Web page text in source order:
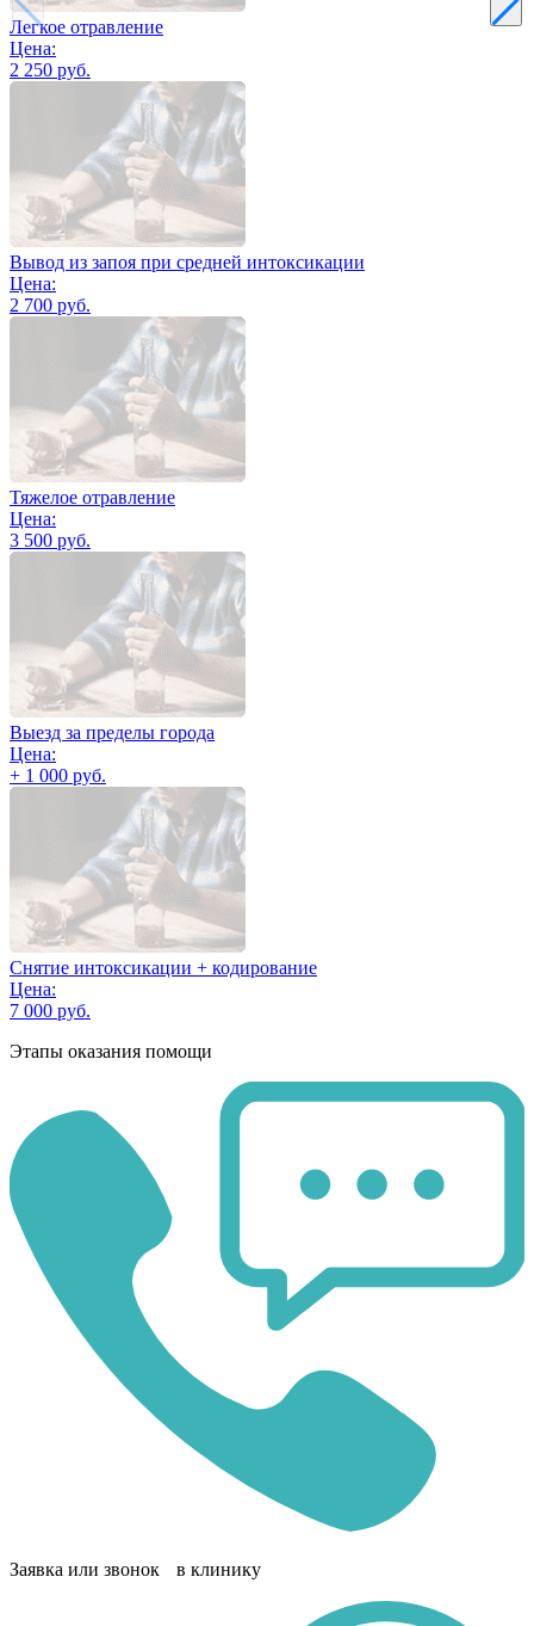
Легкое отравление
Цена:
2 250 руб.
Вывод из запоя при средней интоксикации
Цена:
2 700 руб.
Тяжелое отравление
Цена:
3 500 руб.
Выезд за пределы города
Цена:
+ 1 000 руб.
Снятие интоксикации + кодирование
Цена:
7 000 руб.
Этапы оказания помощи
Заявка или звонок в клинику